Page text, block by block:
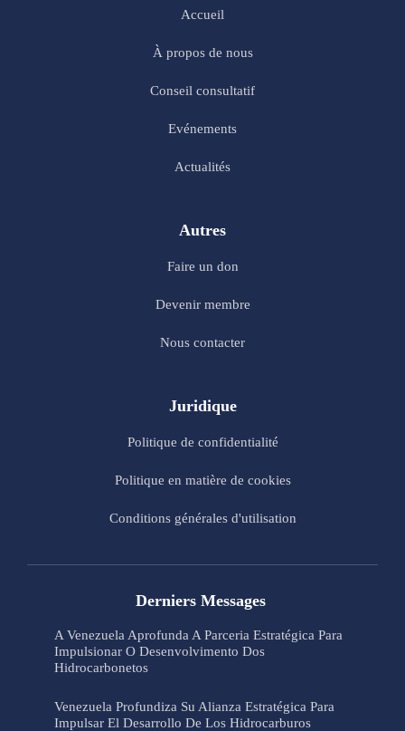
Accueil
À propos de nous
Conseil consultatif
Evénements
Actualités
Autres
Faire un don
Devenir membre
Nous contacter
Juridique
Politique de confidentialité
Politique en matière de cookies
Conditions générales d'utilisation
Derniers Messages
A Venezuela Aprofunda A Parceria Estratégica Para
Impulsionar O Desenvolvimento Dos
Hidrocarbonetos
Venezuela Profundiza Su Alianza Estratégica Para
Impulsar El Desarrollo De Los Hidrocarburos